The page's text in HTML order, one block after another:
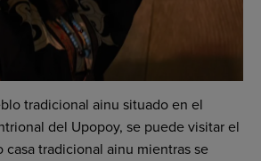
tradicional ainu situado en el
del Upopoy, se puede visitar el
casa tradicional ainu mientras se